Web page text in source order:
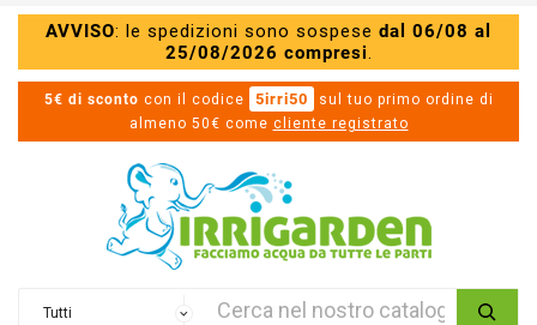
AVVISO: le spedizioni sono sospese dal 06/08 al
25/08/2026 compresi.
5€ di sconto con il codice 5irri50
sul tuo primo ordine di
almeno 50€ come cliente registrato